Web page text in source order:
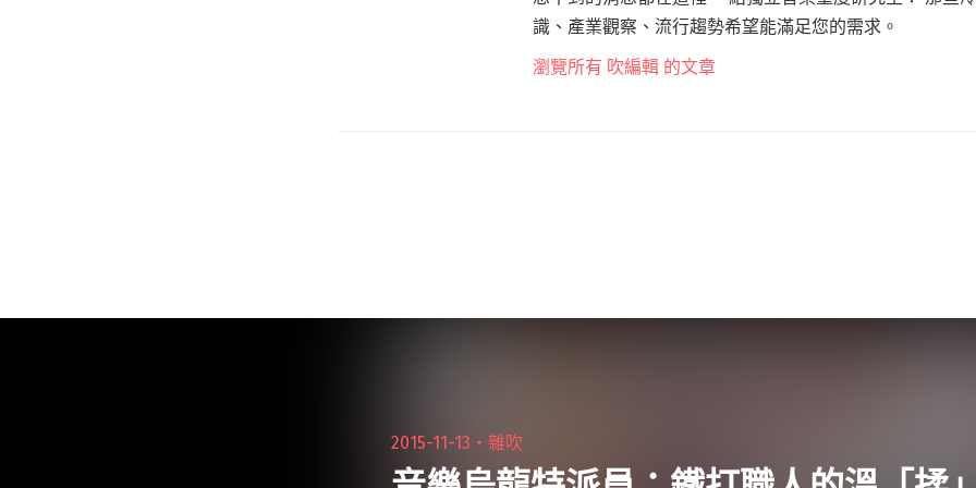
識、產業觀察、流行趨勢希望能滿足您的需求。
瀏覽所有 吹編輯 的文章
2015-11-13・雜吹